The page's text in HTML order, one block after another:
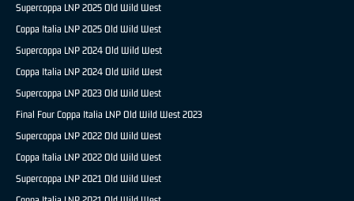
Supercoppa LNP 2025 Old Wild West
Coppa Italia LNP 2025 Old Wild West
Supercoppa LNP 2024 Old Wild West
Coppa Italia LNP 2024 Old Wild West
Supercoppa LNP 2023 Old Wild West
Final Four Coppa Italia LNP Old Wild West 2023
Supercoppa LNP 2022 Old Wild West
Coppa Italia LNP 2022 Old Wild West
Supercoppa LNP 2021 Old Wild West